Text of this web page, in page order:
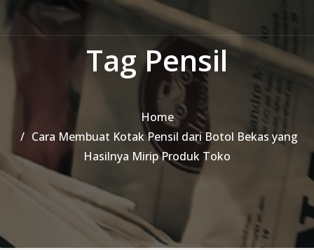
Tag Pensil
Home
Cara Membuat Kotak Pensil dari Botol Bekas yang
Hasilnya Mirip Produk Toko